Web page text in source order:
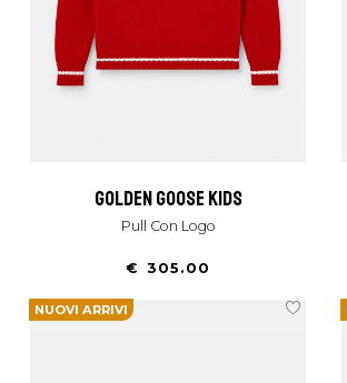
golden goose kids
Pull Con Logo
€ 305.00
NUOVI ARRIVI